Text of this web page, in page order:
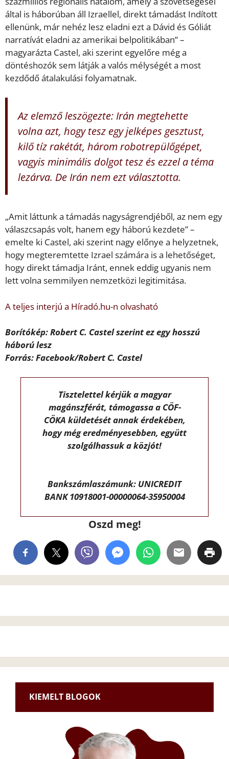
által is háborúban áll Izraellel, direkt támadást Indított
ellenünk, már nehéz lesz eladni ezt a Dávid és Góliát
narratívát eladni az amerikai belpolitikában” –
magyarázta Castel, aki szerint egyelőre még a
döntéshozók sem látják a valós mélységét a most
kezdődő átalakulási folyamatnak.
Az elemző leszögezte: Irán megtehette
volna azt, hogy tesz egy jelképes gesztust,
kilő tíz rakétát, három robotrepülőgépet,
vagyis minimális dolgot tesz és ezzel a téma
lezárva. De Irán nem ezt választotta.
„Amit láttunk a támadás nagyságrendjéből, az nem egy
válaszcsapás volt, hanem egy háború kezdete” –
emelte ki Castel, aki szerint nagy előnye a helyzetnek,
hogy megteremtette Izrael számára is a lehetőséget,
hogy direkt támadja Iránt, ennek eddig ugyanis nem
lett volna semmilyen nemzetközi legitimitása.
A teljes interjú a Híradó.hu-n olvasható
Borítókép: Robert C. Castel szerint ez egy hosszú
háború lesz
Forrás: Facebook/Robert C. Castel
Tisztelettel kérjük a magyar
magánszférát, támogassa a CÖF-
CÖKA küldetését annak érdekében,
hogy még eredményesebben, együtt
szolgálhassuk a közjót!
Bankszámlaszámunk: UNICREDIT
BANK 10918001-00000064-35950004
Oszd meg!
KIEMELT BLOGOK